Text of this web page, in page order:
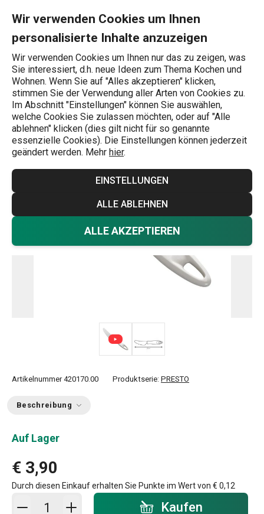
Wir verwenden Cookies um Ihnen
personalisierte Inhalte anzuzeigen
Wir verwenden Cookies um Ihnen nur das zu zeigen, was
Sie interessiert, d.h. neue Ideen zum Thema Kochen und
Wohnen. Wenn Sie auf "Alles akzeptieren" klicken,
stimmen Sie der Verwendung aller Arten von Cookies zu.
Im Abschnitt "Einstellungen" können Sie auswählen,
welche Cookies Sie zulassen möchten, oder auf "Alle
ablehnen" klicken (dies gilt nicht für so genannte
essenzielle Cookies). Die Einstellungen können jederzeit
geändert werden. Mehr hier.
EINSTELLUNGEN
ALLE ABLEHNEN
ALLE AKZEPTIEREN
Wonach suchen Sie?
Butter-Messer
Buttermesser PRESTO
Artikelnummer 420170.00 Produktserie: PRESTO
Beschreibung
Auf Lager
€ 3,90
Durch diesen Einkauf erhalten Sie Punkte im Wert von € 0,12
In den Warenkorb - Menge Kaufen